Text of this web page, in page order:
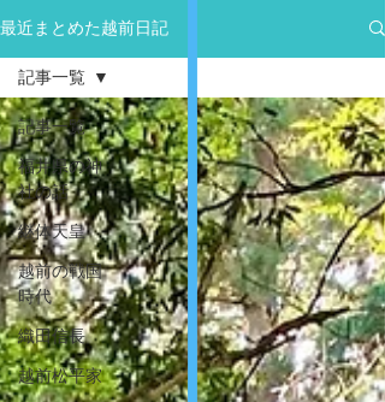
最近まとめた越前日記
記事一覧
福井県の神
社の話
継体天皇
越前の戦国
時代
織田信長
越前松平家
記事一覧